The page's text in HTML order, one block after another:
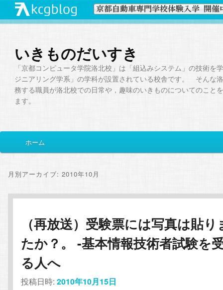
いきものだいすき
「京都コンピュータ学院洛北校」は「組込みシステム」の技術を
ジニアリング学系」の学科が設置されている校舎です。 そんな
務する職員が洛北校での日常や，趣味のいきものについてのこと
ます。
イ
メ
ン
コ
ン
テ
サ
コ
ン
テ
ン
ホーム
月別アーカイブ:2010年10月
（再放送）受験票には写真は貼り
たか？。 -基本情報技術者試験を
る人へ
投稿日時:2010年10月15日